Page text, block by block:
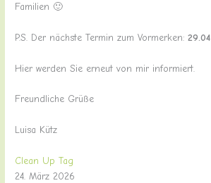
Familien 🙂
P.S. Der nächste Termin zum Vormerken:29.04
Hier werden Sie erneut von mir informiert.
Freundliche Grüße
Luisa Kütz
Clean Up Tag
24. März 2026